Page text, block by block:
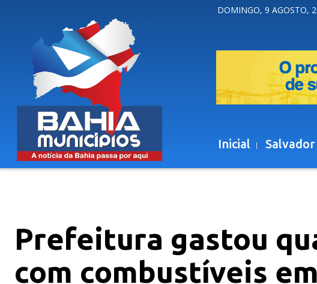
DOMINGO, 9 AGOSTO,
Inicial Salvador
Prefeitura gastou
com combustíveis